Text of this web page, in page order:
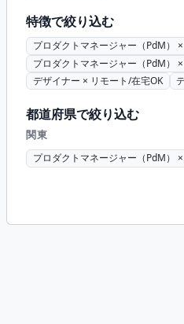
特徴で絞り込む
プロダクトマネージャー（PdM）
プロダクトマネージャー（PdM）
デザイナー × リモート/在宅OK
都道府県で絞り込む
関東
プロダクトマネージャー（PdM）